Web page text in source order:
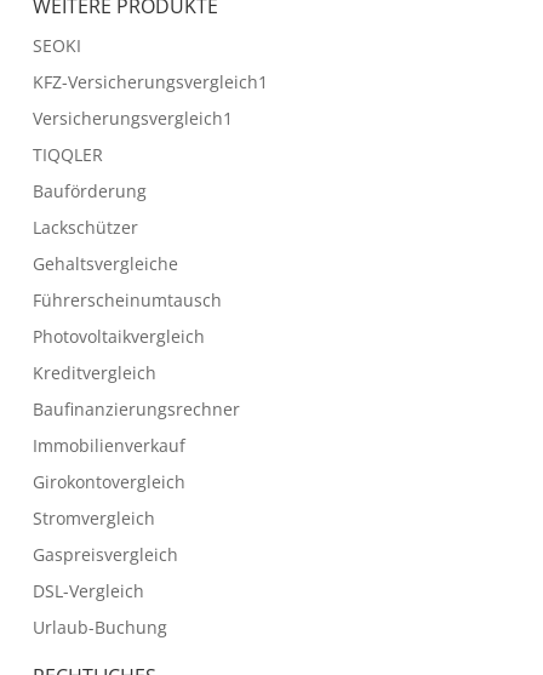
WEITERE PRODUKTE
SEOKI
KFZ-Versicherungsvergleich1
Versicherungsvergleich1
TIQQLER
Bauförderung
Lackschützer
Gehaltsvergleiche
Führerscheinumtausch
Photovoltaikvergleich
Kreditvergleich
Baufinanzierungsrechner
Immobilienverkauf
Girokontovergleich
Stromvergleich
Gaspreisvergleich
DSL-Vergleich
Urlaub-Buchung